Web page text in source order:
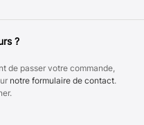
?
de passer votre commande,
notre formulaire de contact.